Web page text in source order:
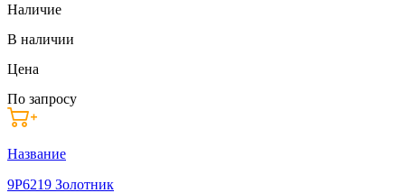
Наличие
В наличии
Цена
По запросу
Название
9P6219 Золотник